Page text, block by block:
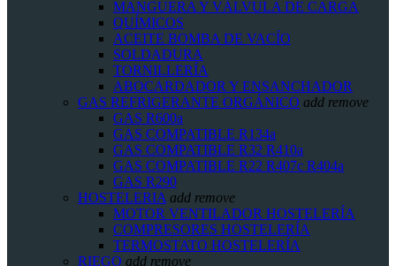
MANGUERA Y VÁLVULA DE CARGA
QUÍMICOS
ACEITE BOMBA DE VACÍO
SOLDADURA
TORNILLERÍA
ABOCARDADOR Y ENSANCHADOR
GAS REFRIGERANTE ORGÁNICO add remove
GAS R600a
GAS COMPATIBLE R134a
GAS COMPATIBLE R32 R410a
GAS COMPATIBLE R22 R407c R404a
GAS R290
HOSTELERIA add remove
MOTOR VENTILADOR HOSTELERÍA
COMPRESORES HOSTELERÍA
TERMOSTATO HOSTELERÍA
RIEGO add remove